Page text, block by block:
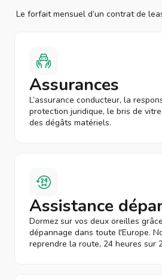
Le forfait mensuel d’un contrat de
Assurances
L’assurance conducteur, la
protection juridique, le bris de
des dégâts matériels.
Assistance
Dormez sur vos deux oreilles
dépannage dans toute l'Europe.
reprendre la route, 24 heures sur